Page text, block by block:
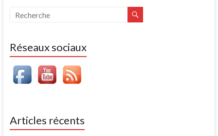
Réseaux sociaux
Articles récents